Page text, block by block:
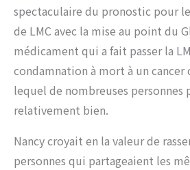
spectaculaire du pronostic pour
de LMC avec la mise au point du
médicament qui a fait passer la
condamnation à mort à un cancer
lequel de nombreuses personnes
relativement bien.
Nancy croyait en la valeur de
personnes qui partageaient les